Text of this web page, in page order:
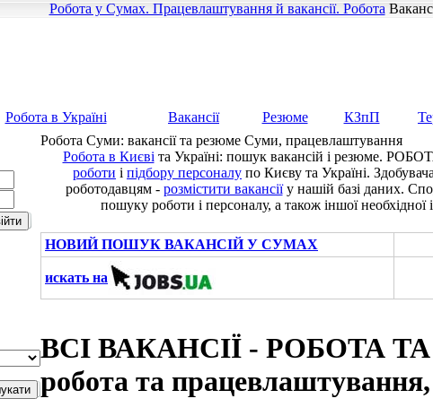
Робота у Сумах. Працевлаштування й вакансії. Робота
Робота в Україні Вакансії Резюме КЗпП
Робота Суми: вакансії та резюме Суми, працевлаштування
Робота в Києві та Україні: пошук вакансій і резюме.
роботи і підбору персоналу по Києву та Україні.
роботодавцям - розмістити вакансіїу нашій базі даних.
пошуку роботи і персоналу, а також іншої
НОВИЙ ПОШУК ВАКАНСІЙ У СУМАХ
искать на
ВСІ ВАКАНСІЇ - РОБОТА ТА
робота та